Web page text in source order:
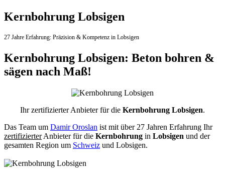
Kernbohrung Lobsigen
27 Jahre Erfahrung: Präzision & Kompetenz in Lobsigen
Kernbohrung Lobsigen: Beton bohren &
sägen nach Maß!
Ihr zertifizierter Anbieter für die Kernbohrung Lobsigen.
Das Team um Damir Oroslan ist mit über 27 Jahren Erfahrung Ihr
zertifizierterAnbieter für die Kernbohrung in Lobsigen und der
gesamten Region um Schweiz und Lobsigen.